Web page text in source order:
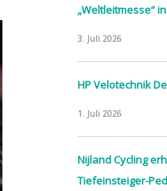
„Weltleitmesse“
3. Juli 2026
HP Velotechnik
1. Juli 2026
Nijland Cycling
Tiefeinsteiger-